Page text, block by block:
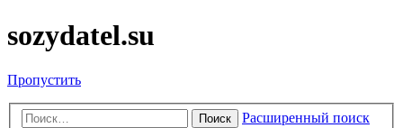
sozydatel.su
Пропустить
Поиск Расширенный поиск